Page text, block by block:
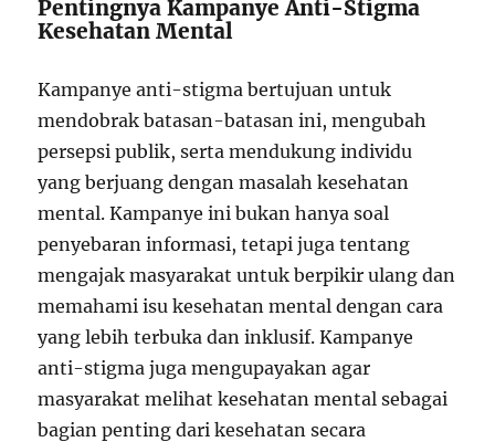
Pentingnya Kampanye Anti-Stigma
Kesehatan Mental
Kampanye anti-stigma bertujuan untuk
mendobrak batasan-batasan ini, mengubah
persepsi publik, serta mendukung individu
yang berjuang dengan masalah kesehatan
mental. Kampanye ini bukan hanya soal
penyebaran informasi, tetapi juga tentang
mengajak masyarakat untuk berpikir ulang dan
memahami isu kesehatan mental dengan cara
yang lebih terbuka dan inklusif. Kampanye
anti-stigma juga mengupayakan agar
masyarakat melihat kesehatan mental sebagai
bagian penting dari kesehatan secara